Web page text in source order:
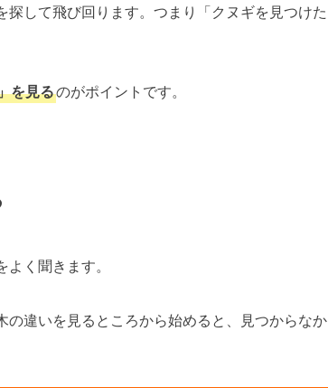
して飛び回ります。つまり「クヌギを見つけた
を見るのがポイントです。
く聞きます。
違いを見るところから始めると、見つからなか